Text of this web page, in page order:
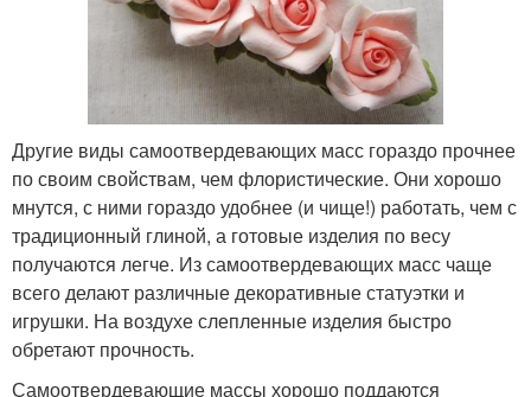
Другие виды самоотвердевающих масс гораздо прочнее
по своим свойствам, чем флористические. Они хорошо
мнутся, с ними гораздо удобнее (и чище!) работать, чем с
традиционный глиной, а готовые изделия по весу
получаются легче. Из самоотвердевающих масс чаще
всего делают различные декоративные статуэтки и
игрушки. На воздухе слепленные изделия быстро
обретают прочность.
Самоотвердевающие массы хорошо поддаются